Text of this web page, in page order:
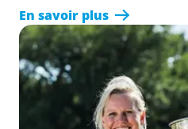
En savoir plus